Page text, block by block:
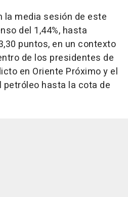
la media sesión de este
del 1,44%, hasta
puntos, en un contexto
de los presidentes de
en Oriente Próximo y el
hasta la cota de